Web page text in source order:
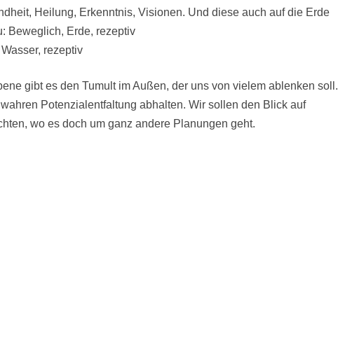
Heilung, Erkenntnis, Visionen. Und diese auch auf die Erde
Beweglich, Erde, rezeptiv
rezeptiv
gibt es den Tumult im Außen, der uns von vielem ablenken soll.
Potenzialentfaltung abhalten. Wir sollen den Blick auf
wo es doch um ganz andere Planungen geht.